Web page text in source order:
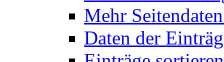
Mehr
Daten der